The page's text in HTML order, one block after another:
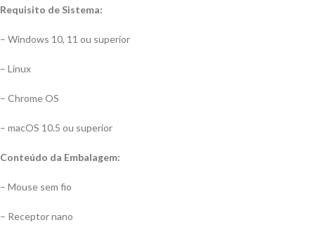
Requisito de Sistema:
– Windows 10, 11 ou superior
– Linux
– Chrome OS
– macOS 10.5 ou superior
Conteúdo da Embalagem:
– Mouse sem fio
– Receptor nano